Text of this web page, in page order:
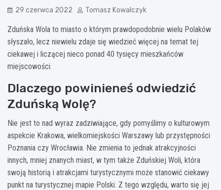
29 czerwca 2022 Tomasz Kowalczyk
Zduńska Wola to miasto o którym prawdopodobnie wielu Polaków
słyszało, lecz niewielu zdaje się wiedzieć więcej na temat tej
ciekawej i liczącej nieco ponad 40 tysięcy mieszkańców
miejscowości.
Dlaczego powinieneś odwiedzić
Zduńską Wolę?
Nie jest to nad wyraz zadziwiające, gdy pomyślimy o kulturowym
aspekcie Krakowa, wielkomiejskości Warszawy lub przystępności
Poznania czy Wrocławia. Nie zmienia to jednak atrakcyjności
innych, mniej znanych miast, w tym także Zduńskiej Woli, która
swoją historią i atrakcjami turystycznymi może stanowić ciekawy
punkt na turystycznej mapie Polski. Z tego względu, warto się jej